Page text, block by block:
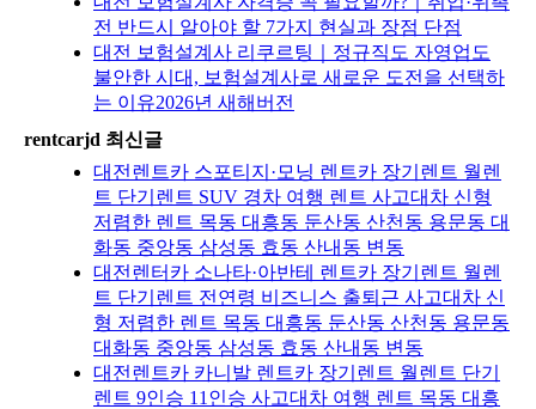
전 반드시 알아야 할 7가지 현실과 장점 단점
대전 보험설계사 리쿠르팅｜정규직도 자영업도
불안한 시대, 보험설계사로 새로운 도전을 선택하
는 이유2026년 새해버전
rentcarjd 최신글
대전렌트카 스포티지·모닝 렌트카 장기렌트 월렌
트 단기렌트 SUV 경차 여행 렌트 사고대차 신형
저렴한 렌트 목동 대흥동 둔산동 산천동 용문동 대
화동 중앙동 삼성동 효동 산내동 변동
대전렌터카 소나타·아반테 렌트카 장기렌트 월렌
트 단기렌트 전연령 비즈니스 출퇴근 사고대차 신
형 저렴한 렌트 목동 대흥동 둔산동 산천동 용문동
대화동 중앙동 삼성동 효동 산내동 변동
대전렌트카 카니발 렌트카 장기렌트 월렌트 단기
렌트 9인승 11인승 사고대차 여행 렌트 목동 대흥